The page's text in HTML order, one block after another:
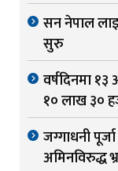
सन नेपाल
सुरु
वर्षदिनमा
१० लाख ३०
जग्गाधनी
अमिनविरुद्ध